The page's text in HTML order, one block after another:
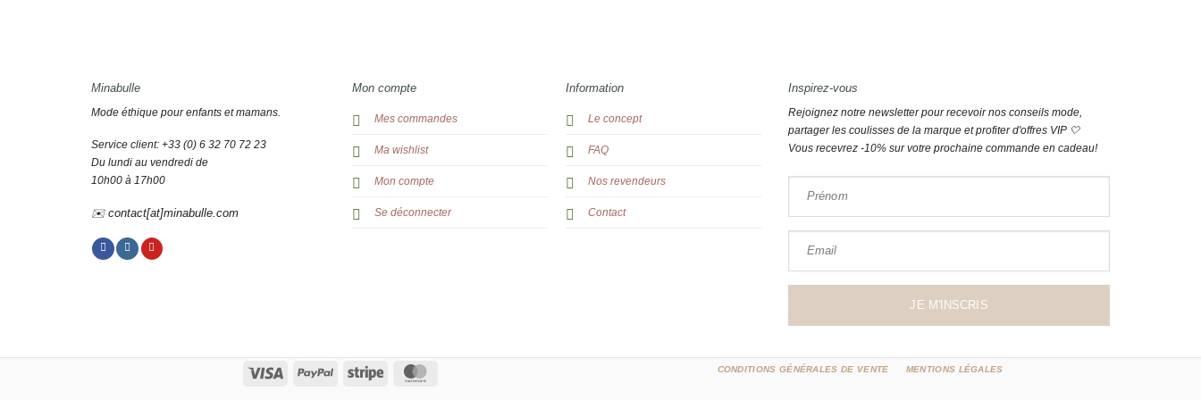
Minabulle
Mode éthique pour enfants et mamans.
Service client: +33 (0) 6 32 70 72 23
Du lundi au vendredi de
10h00 à 17h00
✉️ contact[at]minabulle.com
Mon compte
Mes commandes
Ma wishlist
Mon compte
Se déconnecter
Information
Le concept
FAQ
Nos revendeurs
Contact
Inspirez-vous
Rejoignez notre newsletter pour recevoir nos conseils mode,
partager les coulisses de la marque et profiter d'offres VIP 🤍
Vous recevrez -10% sur votre prochaine commande en cadeau!
Prénom
Email
JE M'INSCRIS
Visa PayPal Stripe CONDITIONS GÉNÉRALES DE VENTE MENTIONS LÉGALES